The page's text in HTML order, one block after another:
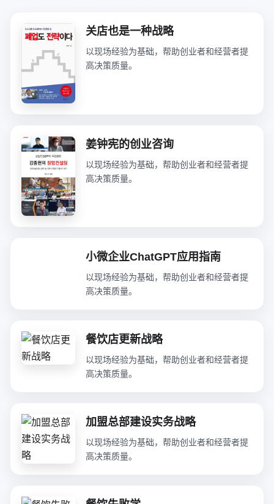
关店也是一种战略
以现场经验为基础，帮助创业者和经营者提
高决策质量。
姜钟宪的创业咨询
以现场经验为基础，帮助创业者和经营者提
高决策质量。
小微企业ChatGPT应用指南
以现场经验为基础，帮助创业者和经营者提
高决策质量。
餐饮店更新战略
以现场经验为基础，帮助创业者和经营者提
高决策质量。
加盟总部建设实务战略
以现场经验为基础，帮助创业者和经营者提
高决策质量。